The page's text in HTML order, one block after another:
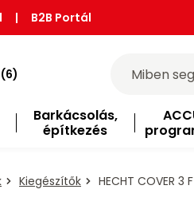
| B2B Portál
Barkácsolás,
építkezés
Kiegészítők HECHT COVER